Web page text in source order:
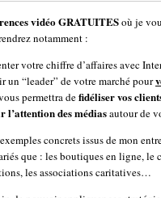
vidéo GRATUITESoù je
notamment :
votre chiffre d’affaires avec
un “leader” de votre marché pour
permettra defidéliser vos
l’attention des médiasautour de
concrets issus de mon
que : les boutiques en ligne,
les associations caritatives…